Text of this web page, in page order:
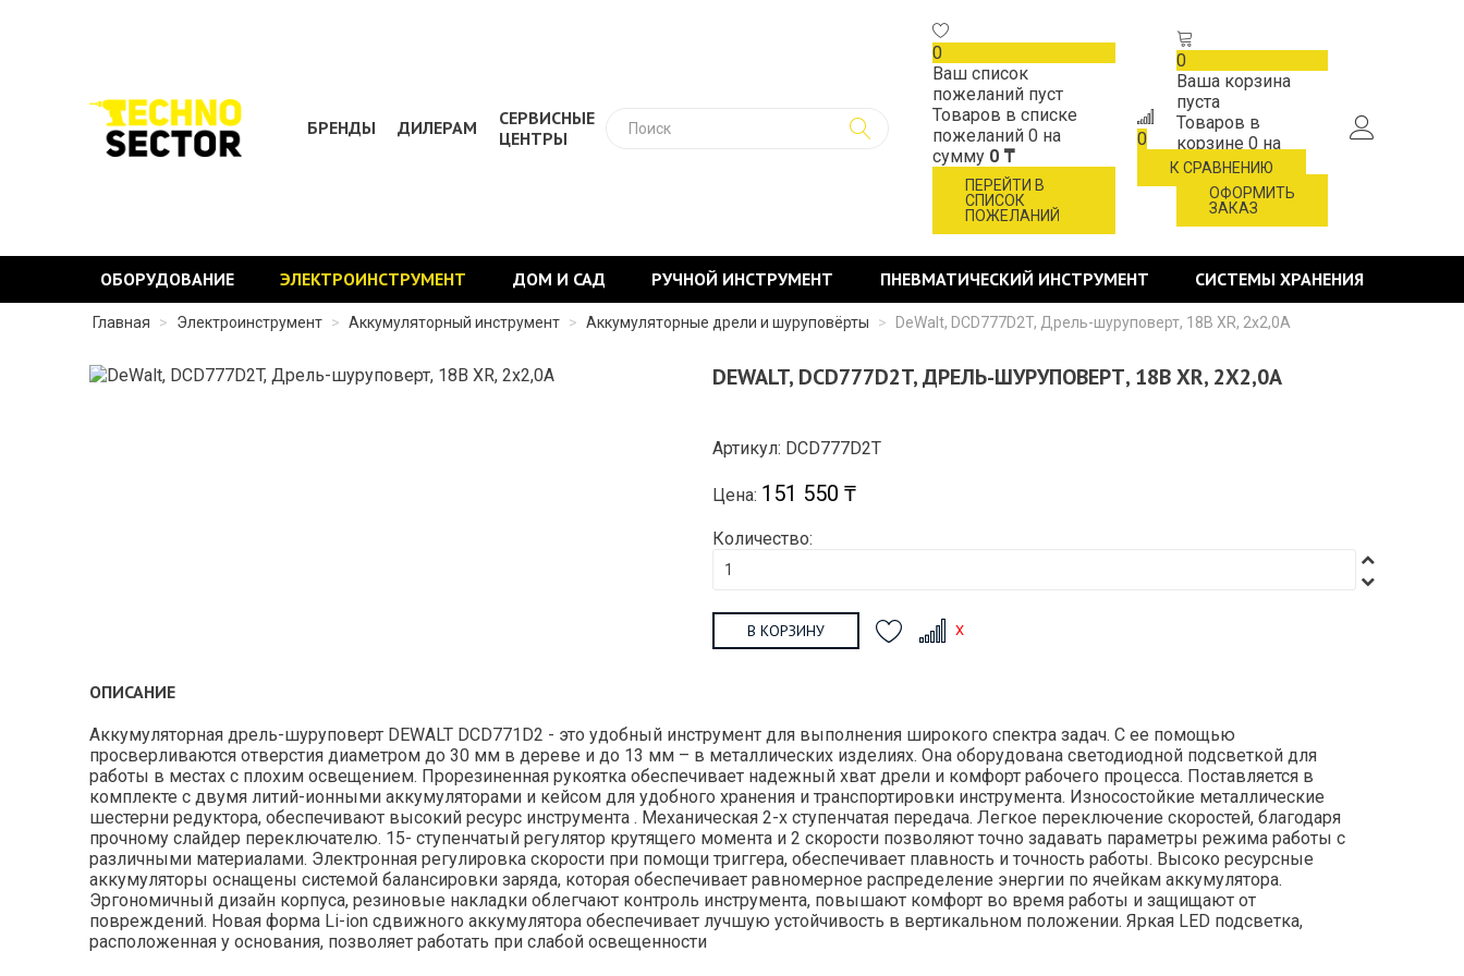
БРЕНДЫ ДИЛЕРАМ
СЕРВИСНЫЕ
ЦЕНТРЫ
0
Ваш список
пожеланий пуст
Товаров в списке
пожеланий 0 на
сумму 0 ₸
ПЕРЕЙТИ В
СПИСОК
ПОЖЕЛАНИЙ
0
К СРАВНЕНИЮ
0
Ваша корзина
пуста
Товаров в
корзине 0 на
сумму0 ₸
ОФОРМИТЬ
ЗАКАЗ
ОБОРУДОВАНИЕ ЭЛЕКТРОИНСТРУМЕНТ ДОМ И САД РУЧНОЙ ИНСТРУМЕНТ ПНЕВМАТИЧЕСКИЙ ИНСТРУМЕНТ СИСТЕМЫ ХРАНЕНИЯ
Главная > Электроинструмент > Аккумуляторный инструмент > Аккумуляторные дрели и шуруповёрты > DeWalt, DCD777D2T, Дрель-шуруповерт, 18В XR, 2х2,0А
DEWALT, DCD777D2T, ДРЕЛЬ-ШУРУПОВЕРТ, 18В XR, 2Х2,0А
Артикул: DCD777D2T
Цена: 151 550 ₸
Количество:
В КОРЗИНУ
ОПИСАНИЕ
Аккумуляторная дрель-шуруповерт DEWALT DCD771D2 - это удобный инструмент для выполнения широкого спектра задач. С ее помощью
просверливаются отверстия диаметром до 30 мм в дереве и до 13 мм – в металлических изделиях. Она оборудована светодиодной подсветкой для
работы в местах с плохим освещением. Прорезиненная рукоятка обеспечивает надежный хват дрели и комфорт рабочего процесса. Поставляется в
комплекте с двумя литий-ионными аккумуляторами и кейсом для удобного хранения и транспортировки инструмента. Износостойкие металлические
шестерни редуктора, обеспечивают высокий ресурс инструмента . Механическая 2-х ступенчатая передача. Легкое переключение скоростей, благодаря
прочному слайдер переключателю. 15- ступенчатый регулятор крутящего момента и 2 скорости позволяют точно задавать параметры режима работы c
различными материалами. Электронная регулировка скорости при помощи триггера, обеспечивает плавность и точность работы. Высоко ресурсные
аккумуляторы оснащены системой балансировки заряда, которая обеспечивает равномерное распределение энергии по ячейкам аккумулятора.
Эргономичный дизайн корпуса, резиновые накладки облегчают контроль инструмента, повышают комфорт во время работы и защищают от
повреждений. Новая форма Li-ion сдвижного аккумулятора обеспечивает лучшую устойчивость в вертикальном положении. Яркая LED подсветка,
расположенная у основания, позволяет работать при слабой освещенности